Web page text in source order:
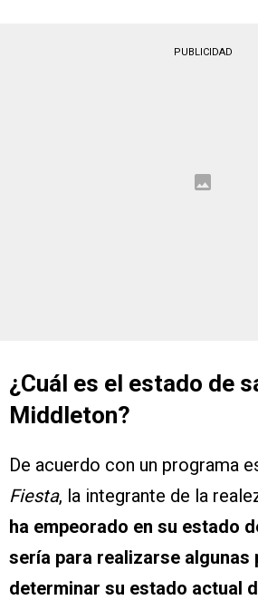
PUBLICIDAD
¿Cuál es el estado de
Middleton?
De acuerdo con un programa
Fiesta, la integrante de la
ha empeorado en su estado
sería para realizarse algunas
determinar su estado actual